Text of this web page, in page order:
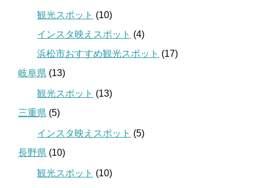
観光スポット (10)
インスタ映えスポット (4)
浜松市おすすめ観光スポット (17)
岐阜県 (13)
観光スポット (13)
三重県 (5)
インスタ映えスポット (5)
長野県 (10)
観光スポット (10)